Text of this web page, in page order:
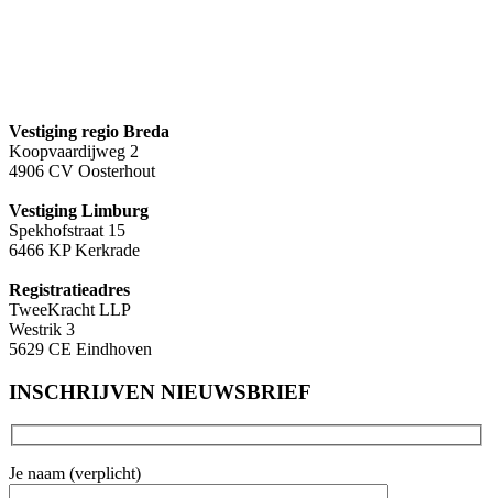
Vestiging regio Breda
Koopvaardijweg 2
4906 CV Oosterhout
Vestiging Limburg
Spekhofstraat 15
6466 KP Kerkrade
Registratieadres
TweeKracht LLP
Westrik 3
5629 CE Eindhoven
INSCHRIJVEN NIEUWSBRIEF
Je naam (verplicht)